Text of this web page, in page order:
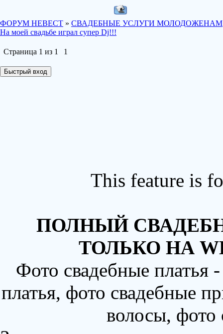
ФОРУМ НЕВЕСТ » СВАДЕБНЫЕ УСЛУГИ МОЛОДОЖЕНАМ
На моей свадьбе играл супер Dj!!!
Страница 1 из 1 1
This feature is
ПОЛНЫЙ
ТОЛЬКО НА
Фото свадебные
платья, фото свадебные
волосы,